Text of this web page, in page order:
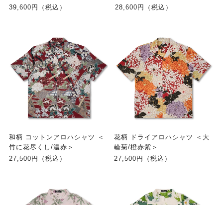
39,600円（税込）
28,600円（税込）
和柄 コットンアロハシャツ ＜
竹に花尽くし/濃赤＞
27,500円（税込）
花柄 ドライアロハシャツ ＜大
輪菊/橙赤紫＞
27,500円（税込）